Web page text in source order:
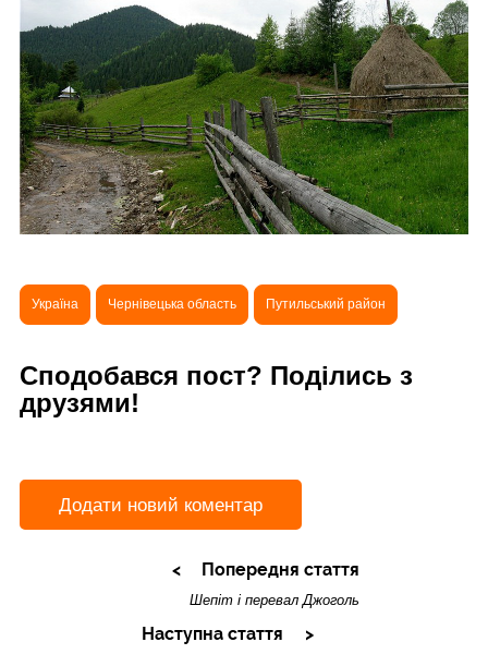
Україна Чернівецька область Путильський район
Сподобався пост? Поділись з
друзями!
Додати новий коментар
Попередня стаття
Шепіт і перевал Джоголь
Наступна стаття